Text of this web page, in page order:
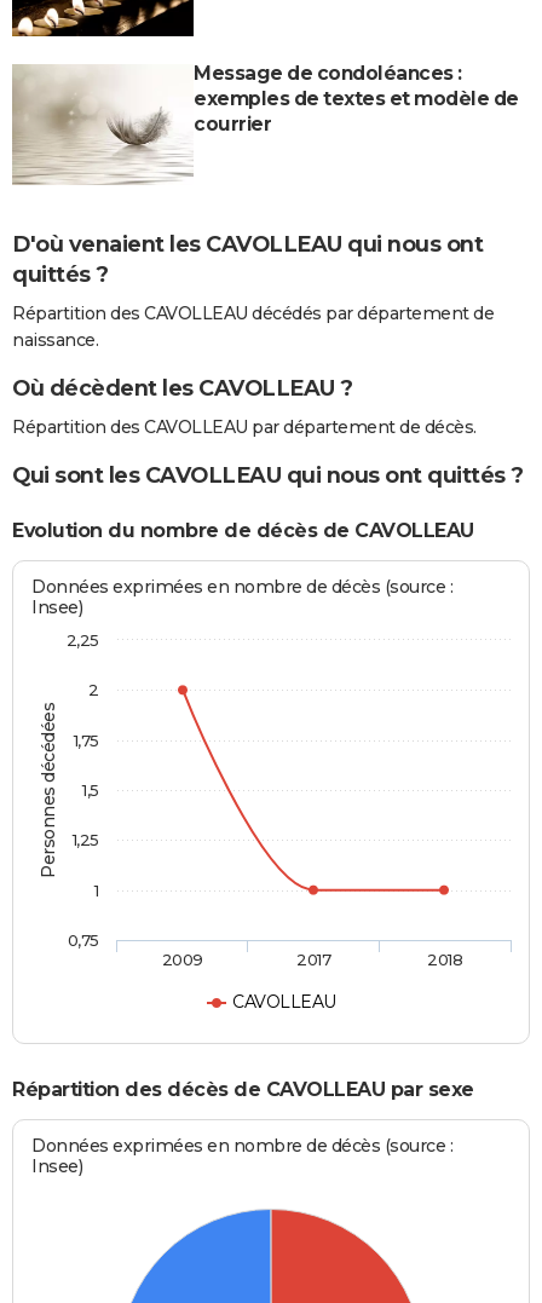
Message de condoléances :
exemples de textes et modèle de
courrier
D'où venaient les CAVOLLEAU qui nous ont
quittés ?
Répartition des CAVOLLEAU décédés par département de
naissance.
Où décèdent les CAVOLLEAU ?
Répartition des CAVOLLEAU par département de décès.
Qui sont les CAVOLLEAU qui nous ont quittés ?
Evolution du nombre de décès de CAVOLLEAU
Personnes décédées
Données exprimées en nombre de décès (source :
Insee)
CAVOLLEAU
2009 2017 2018
0,75
1
1,25
1,5
1,75
2
2,25
Répartition des décès de CAVOLLEAU par sexe
Données exprimées en nombre de décès (source :
Insee)